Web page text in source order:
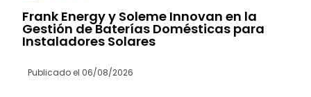
Frank Energy y Soleme Innovan en la
Gestión de Baterías Domésticas para
Instaladores Solares
Publicado el 06/08/2026